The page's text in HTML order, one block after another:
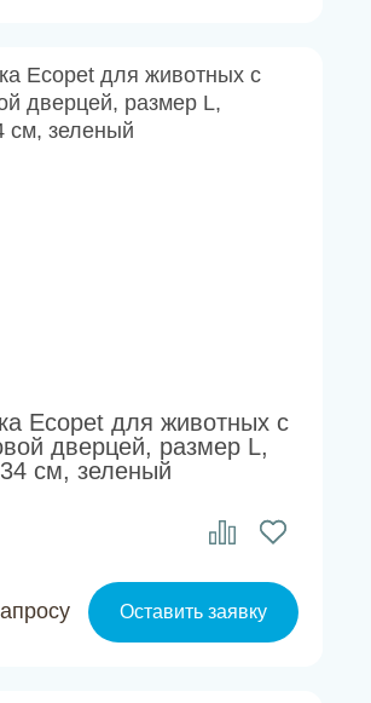
Ecopet для животных с
дверцей, размер L,
см, зеленый
Оставить заявку